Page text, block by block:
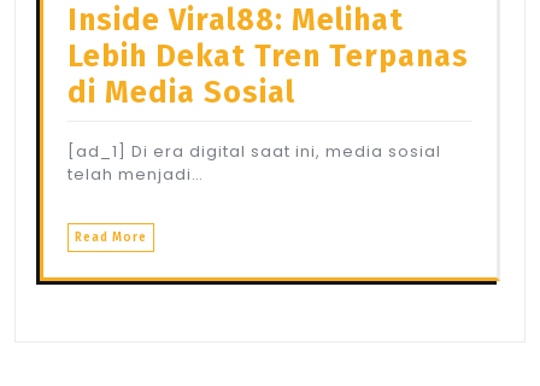
Inside Viral88: Melihat
Lebih Dekat Tren Terpanas
di Media Sosial
[ad_1] Di era digital saat ini, media sosial
telah menjadi…
Read More